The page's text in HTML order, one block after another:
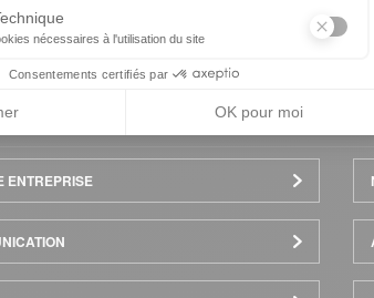
nécessaires à l'utilisation du site
Consentements certifiés par
OK pour moi
ENTREPRISE